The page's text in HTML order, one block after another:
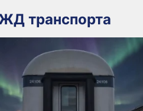
транспорта